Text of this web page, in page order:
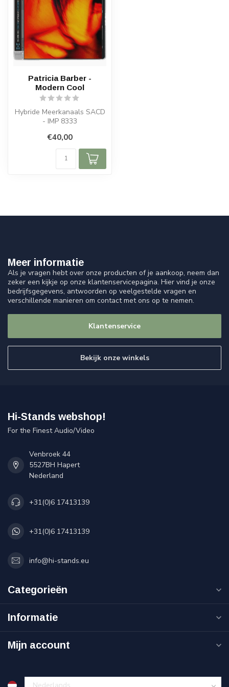
Patricia Barber -
Modern Cool
Hybride Meerkanaals SACD
- IMP 8333
€40,00
Meer informatie
Als je vragen hebt over onze producten of je aankoop, neem dan
zeker een kijkje op onze klantenservicepagina. Hier vind je onze
bedrijfsgegevens, antwoorden op veelgestelde vragen en
verschillende manieren om contact met ons op te nemen.
Klantenservice
Bekijk onze winkels
Hi-Stands webshop!
For the Finest Audio/Video
Venbroek 44
5527BH Hapert
Nederland
+31(0)6 17413139
+31(0)6 17413139
info@hi-stands.eu
Categorieën
Informatie
Mijn account